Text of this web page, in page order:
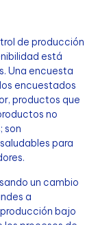
de producción
está
Una encuesta
encuestados
productos que
no
son
para
un cambio
a
bajo